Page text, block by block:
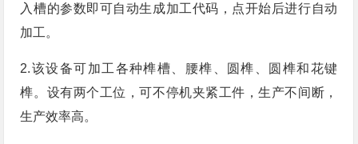
入槽的参数即可自动生成加工代码，点开始后进行自动
加工。
2.该设备可加工各种榫槽、腰榫、圆榫、圆榫和花键
榫。设有两个工位，可不停机夹紧工件，生产不间断，
生产效率高。